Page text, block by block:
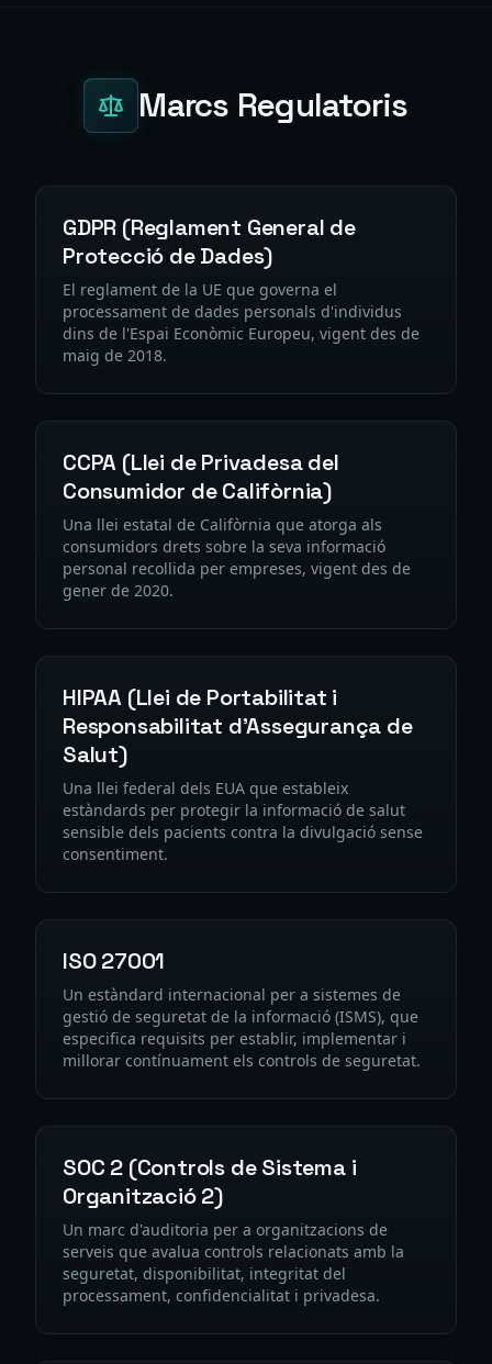
Marcs Regulatoris
GDPR (Reglament General de
Protecció de Dades)
El reglament de la UE que governa el
processament de dades personals d'individus
dins de l'Espai Econòmic Europeu, vigent des de
maig de 2018.
CCPA (Llei de Privadesa del
Consumidor de Califòrnia)
Una llei estatal de Califòrnia que atorga als
consumidors drets sobre la seva informació
personal recollida per empreses, vigent des de
gener de 2020.
HIPAA (Llei de Portabilitat i
Responsabilitat d'Assegurança de
Salut)
Una llei federal dels EUA que estableix
estàndards per protegir la informació de salut
sensible dels pacients contra la divulgació sense
consentiment.
ISO 27001
Un estàndard internacional per a sistemes de
gestió de seguretat de la informació (ISMS), que
especifica requisits per establir, implementar i
millorar contínuament els controls de seguretat.
SOC 2 (Controls de Sistema i
Organització 2)
Un marc d'auditoria per a organitzacions de
serveis que avalua controls relacionats amb la
seguretat, disponibilitat, integritat del
processament, confidencialitat i privadesa.